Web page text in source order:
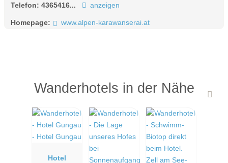
Telefon: 4365416... anzeigen
Homepage: www.alpen-karawanserai.at
Wanderhotels in der Nähe
Hotel